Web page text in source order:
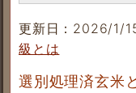
更新日：2026/
級とは
選別処理済玄米